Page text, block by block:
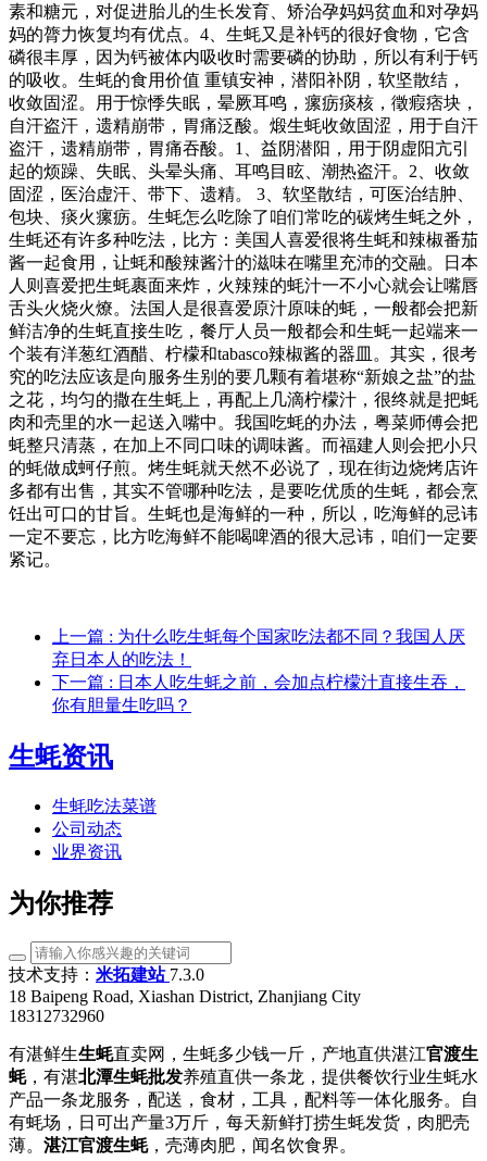
素和糖元，对促进胎儿的生长发育、矫治孕妈妈贫血和对孕妈
妈的膂力恢复均有优点。4、生蚝又是补钙的很好食物，它含
磷很丰厚，因为钙被体内吸收时需要磷的协助，所以有利于钙
的吸收。生蚝的食用价值 重镇安神，潜阳补阴，软坚散结，
收敛固涩。用于惊悸失眠，晕厥耳鸣，瘰疬痰核，徵瘕痞块，
自汗盗汗，遗精崩带，胃痛泛酸。煅生蚝收敛固涩，用于自汗
盗汗，遗精崩带，胃痛吞酸。1、益阴潜阳，用于阴虚阳亢引
起的烦躁、失眠、头晕头痛、耳鸣目眩、潮热盗汗。2、收敛
固涩，医治虚汗、带下、遗精。 3、软坚散结，可医治结肿、
包块、痰火瘰疬。生蚝怎么吃除了咱们常吃的碳烤生蚝之外，
生蚝还有许多种吃法，比方：美国人喜爱很将生蚝和辣椒番茄
酱一起食用，让蚝和酸辣酱汁的滋味在嘴里充沛的交融。日本
人则喜爱把生蚝裹面来炸，火辣辣的蚝汁一不小心就会让嘴唇
舌头火烧火燎。法国人是很喜爱原汁原味的蚝，一般都会把新
鲜洁净的生蚝直接生吃，餐厅人员一般都会和生蚝一起端来一
个装有洋葱红酒醋、柠檬和tabasco辣椒酱的器皿。其实，很考
究的吃法应该是向服务生别的要几颗有着堪称“新娘之盐”的盐
之花，均匀的撒在生蚝上，再配上几滴柠檬汁，很终就是把蚝
肉和壳里的水一起送入嘴中。我国吃蚝的办法，粤菜师傅会把
蚝整只清蒸，在加上不同口味的调味酱。而福建人则会把小只
的蚝做成蚵仔煎。烤生蚝就天然不必说了，现在街边烧烤店许
多都有出售，其实不管哪种吃法，是要吃优质的生蚝，都会烹
饪出可口的甘旨。生蚝也是海鲜的一种，所以，吃海鲜的忌讳
一定不要忘，比方吃海鲜不能喝啤酒的很大忌讳，咱们一定要
紧记。
上一篇 : 为什么吃生蚝每个国家吃法都不同？我国人厌
弃日本人的吃法！
下一篇 : 日本人吃生蚝之前，会加点柠檬汁直接生吞，
你有胆量生吃吗？
生蚝资讯
生蚝吃法菜谱
公司动态
业界资讯
为你推荐
技术支持： 米拓建站 7.3.0
18 Baipeng Road, Xiashan District, Zhanjiang City
18312732960
有湛鲜生生蚝直卖网，生蚝多少钱一斤，产地直供湛江官渡生
蚝，有湛北潭生蚝批发养殖直供一条龙，提供餐饮行业生蚝水
产品一条龙服务，配送，食材，工具，配料等一体化服务。自
有蚝场，日可出产量3万斤，每天新鲜打捞生蚝发货，肉肥壳
薄。 湛江官渡生蚝，壳薄肉肥，闻名饮食界。